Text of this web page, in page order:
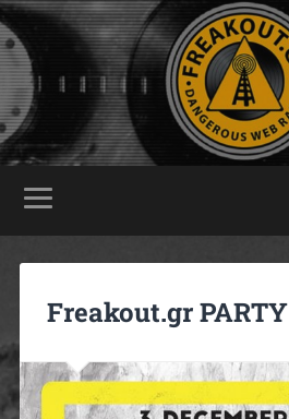
Freakout.gr PARTY